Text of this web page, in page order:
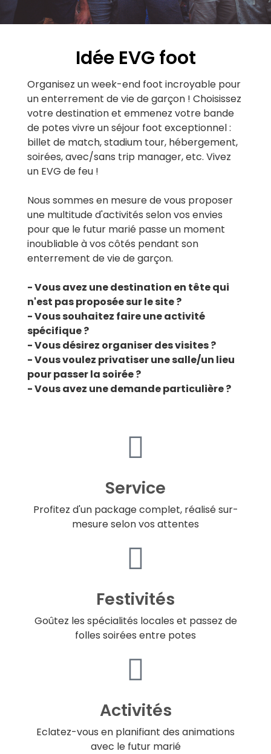
Idée EVG foot
Organisez un week-end foot incroyable pour
un enterrement de vie de garçon ! Choisissez
votre destination et emmenez votre bande
de potes vivre un séjour foot exceptionnel :
billet de match, stadium tour, hébergement,
soirées, avec/sans trip manager, etc. Vivez
un EVG de feu !
Nous sommes en mesure de vous proposer
une multitude d'activités selon vos envies
pour que le futur marié passe un moment
inoubliable à vos côtés pendant son
enterrement de vie de garçon.
- Vous avez une destination en tête qui
n'est pas proposée sur le site ?
- Vous souhaitez faire une activité
spécifique ?
- Vous désirez organiser des visites ?
- Vous voulez privatiser une salle/un lieu
pour passer la soirée ?
- Vous avez une demande particulière ?
Service
Profitez d'un package complet, réalisé sur-
mesure selon vos attentes
Festivités
Goûtez les spécialités locales et passez de
folles soirées entre potes
Activités
Eclatez-vous en planifiant des animations
avec le futur marié